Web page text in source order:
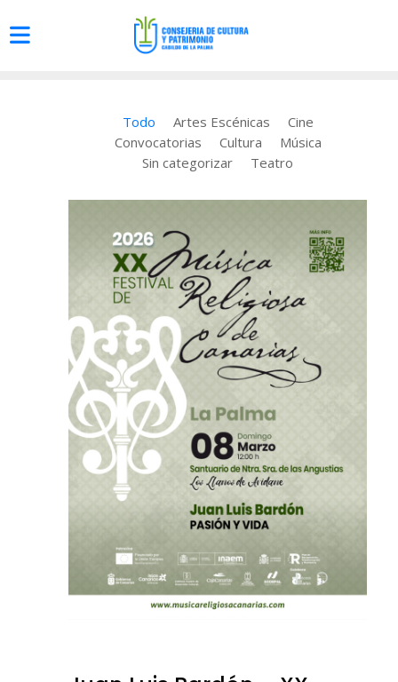
Todo Artes Escénicas
Cine
Convocatorias
Cultura
Música
Sin categorizar
Teatro